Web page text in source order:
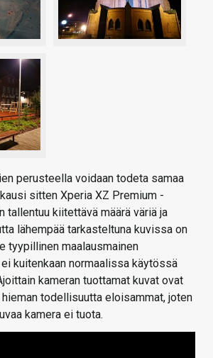
perusteella voidaan todeta samaa
sitten Xperia XZ Premium -
tallentuu kiitettävä määrä väriä ja
lähempää tarkasteltuna kuvissa on
tyypillinen maalausmainen
kuitenkaan normaalissa käytössä
kameran tuottamat kuvat ovat
todellisuutta eloisammat, joten
kamera ei tuota.